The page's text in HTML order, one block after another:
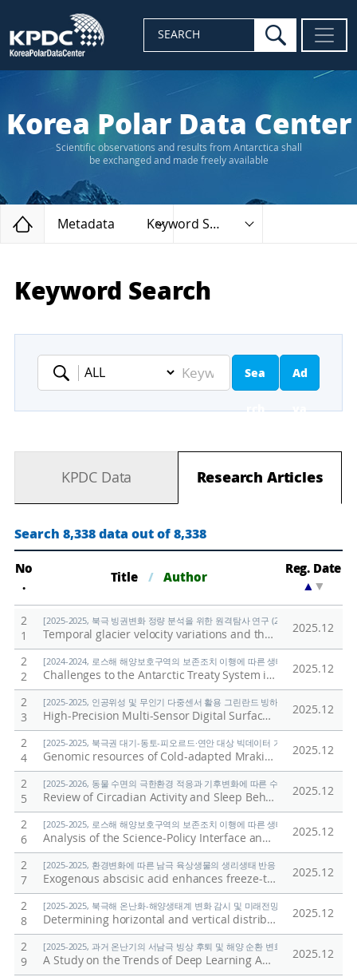
SEARCH search
Korea Polar Data Center
Scientific observations and results from Antarctica shall
be exchanged and made freely available
Home
Metadata Keyword Search
Keyword Search
Keyword
Sea
rch
Ad
va
ed
ar
ch
KPDC Data Research Articles
Search 8,338 data out of 8,338
No
.
Title / Author
Reg. Date
▲
2
1
[2025-2025, 북극 빙권변화 정량 분석을 위한 원격탐사 연구 (25-25) / 김현철]
Temporal glacier velocity variations and their controlling factors in the Nathorstbreen glacier system, Svalbard 2025.12
2
2
[2024-2024, 로스해 해양보호구역의 보존조치 이행에 따른 생태계 변화 연구 (24-
Challenges to the Antarctic Treaty System in the Era of Climate Crisis and Hegemonic Competition: Korea' 2025.12
2
3
[2025-2025, 인공위성 및 무인기 다중센서 활용 그린란드 빙하 감소에 따른 식생
High-Precision Multi-Sensor Digital Surface Model Dataset Based on UAV and Satellite Data for Greenland Glacier Monitoring 2025.12
2
4
[2025-2025, 북극권 대기-동토-피오르드·연안 대상 빅데이터 기반 기후변화 대응
Genomic resources of Cold-adapted Mrakia yeasts and their potential biotechnological applications 2025.12
2
5
[2025-2026, 동물 수면의 극한환경 적응과 기후변화에 따른 수면반응 예측 연구
Review of Circadian Activity and Sleep Behavior in Fish and a Pilot Study 2025.12
2
6
[2025-2025, 로스해 해양보호구역의 보존조치 이행에 따른 생태계 변화 연구 (25-
Analysis of the Science-Policy Interface and Political Influences in Antarctic Governance: Implications for Marine Life Science Research 2025.12
2
7
[2025-2025, 환경변화에 따른 남극 육상생물의 생리생태 반응 규명 (25-25) / 이형
Exogenous abscisic acid enhances freeze-thaw stress tolerance in Antarctic moss Sanionia uncinata through coordinated antioxidant defense and osmoprotectant accumulation 2025.12
2
8
[2025-2025, 북극해 온난화-해양생태계 변화 감시 및 미래전망 연구 (25-25) / 양은
Determining horizontal and vertical distributions of polar cod (Boreogadus saida) in the Bering Sea and western Arctic Ocean using traditional sampling and environmental DNA metabarcoding 2025.12
2
9
[2025-2025, 과거 온난기의 서남극 빙상 후퇴 및 해양 순환 변화 연구 (25-25) / 유
A Study on the Trends of Deep Learning Applications in Geology 2025.12